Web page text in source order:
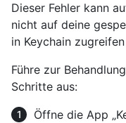
Dieser Fehler kann
nicht auf deine
in Keychain
Führe zur
Schritte aus:
Öffne die App